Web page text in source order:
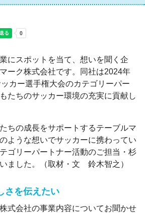
にスポットを当て、想いを聞く企
ーク株式会社です。同社は2024年
カー選手権大会のカテゴリーパー
たちのサッカー環境の充実に貢献し
ちの成長をサポートするテーブルマ
ような想いでサッカーに携わってい
ゴリーパートナー活動のご担当・杉
ました。（取材・文 鈴木智之）
さを伝えたい
会社の事業内容についてお聞かせ